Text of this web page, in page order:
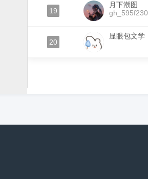
19
月下潮图
20
显眼包文学